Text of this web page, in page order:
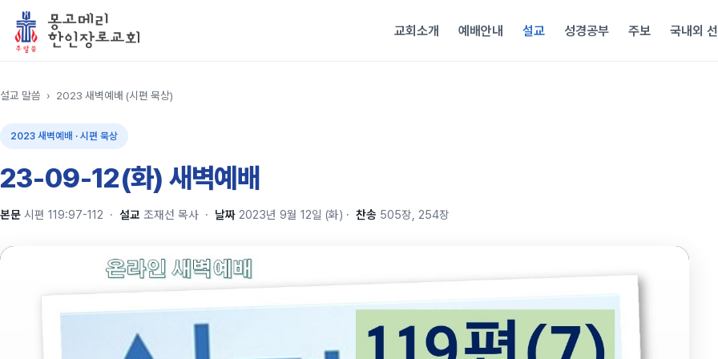
교회소개 예배안내 설교 성경공부 주보 국내외
설교 말씀 › 2023 새벽예배 (시편 묵상)
2023 새벽예배 · 시편 묵상
23-09-12(화) 새벽예배
본문 시편 119:97-112 · 설교 조재선 목사 · 날짜 2023년 9월 12일 (화) · 찬송 505장, 254장